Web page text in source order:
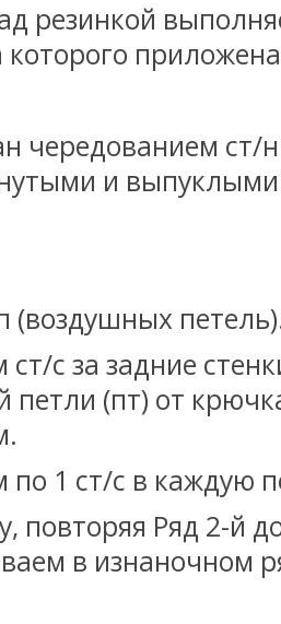
резинкой
которого
чередованием ст/
и
(воздушных
ст/с за задние
петли (пт) от
по 1 ст/с в каждую
повторяя Ряд 2-й
в изнаночном